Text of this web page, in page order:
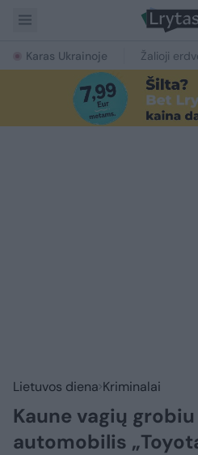
Karas Ukrainoje Žalioji
Lietuvos diena Kriminalai
Kaune vagių
automobilis